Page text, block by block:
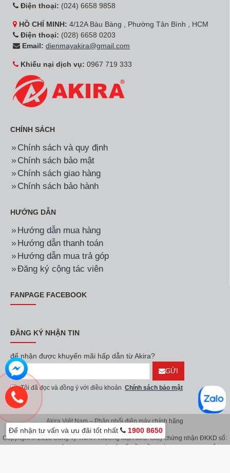
Điện thoại: (024) 6658 9858
HỒ CHÍ MINH: 4/12A Bàu Bàng , Phường Tân Bình , HCM
Điện thoại: (028) 6658 0203
Email: dienmayakira@gmail.com
Khiếu nại dịch vụ: 0967 719 333
CHÍNH SÁCH
Chính sách và quy định
Chính sách bảo mật
Chính sách giao hàng
Chính sách bảo hành
HƯỚNG DẪN
Hướng dẫn mua hàng
Hướng dẫn thanh toán
Hướng dẫn mua trả góp
Đăng ký cộng tác viên
FANPAGE FACEBOOK
ĐĂNG KÝ NHẬN TIN
để nhận được khuyến mãi hấp dẫn từ Akira?
GỬI
Tôi đã đọc và đồng ý với điều khoản Chính sách bảo mật
Akira Việt Nam – Phân phối điện máy chính hãng
Copyright © 2018 Công Ty TNHH Thương Mại Akira. Giấy chứng nhận ĐKKD số:
Để nhận tư vấn và ưu đãi tốt nhất 1900 8650